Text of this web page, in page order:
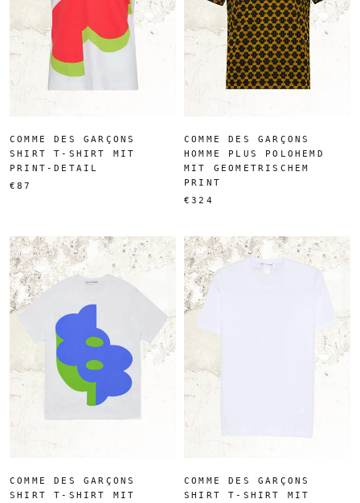
COMME DES GARÇONS
SHIRT T-SHIRT MIT
PRINT-DETAIL
€87
COMME DES GARÇONS
HOMME PLUS POLOHEMD
MIT GEOMETRISCHEM
PRINT
€324
COMME DES GARÇONS
SHIRT T-SHIRT MIT
COMME DES GARÇONS
SHIRT T-SHIRT MIT